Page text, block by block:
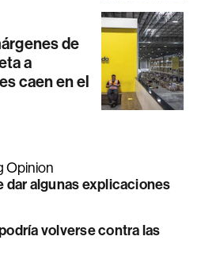
de
a
caen en el
Opinion
dar algunas explicaciones
volverse contra las